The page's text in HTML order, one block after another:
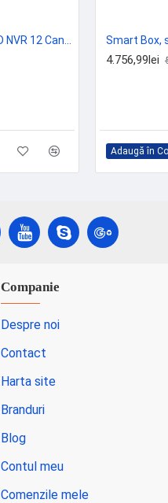
4.756,99lei
Adaugă în
Companie
Despre noi
Contact
Harta site
Branduri
Blog
Contul meu
Comenzile mele